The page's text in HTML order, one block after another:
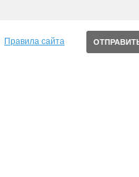
Правила сайта